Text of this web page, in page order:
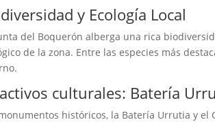
y Ecología Local
del Boquerón alberga una rica
de la zona. Entre las especies más
culturales: Batería
históricos, la Batería Urrutia y